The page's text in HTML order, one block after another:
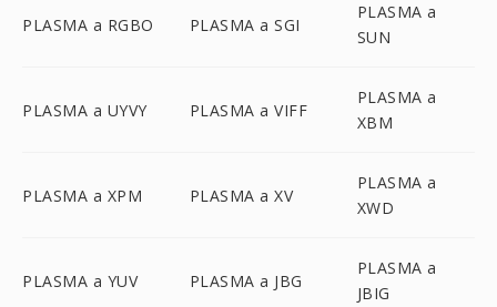
PLASMA a RGBO PLASMA a SGI
PLASMA a
SUN
PLASMA a UYVY PLASMA a VIFF
PLASMA a
XBM
PLASMA a XPM PLASMA a XV
PLASMA a
XWD
PLASMA a YUV PLASMA a JBG
PLASMA a
JBIG